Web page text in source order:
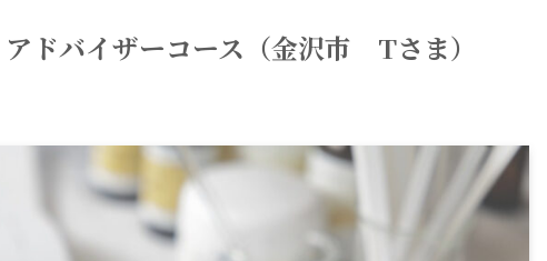
ドバイザーコース（金沢市 Tさま）